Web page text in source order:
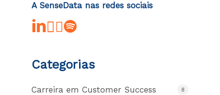
A SenseData nas redes sociais
linkedinyoutube
instagram
spotify
Categorias
Carreira em Customer Success 8